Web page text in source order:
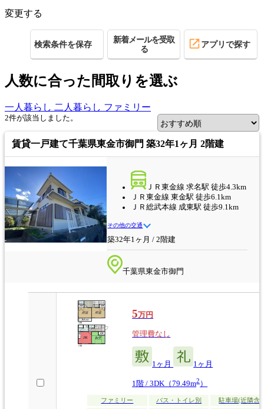
変更する
検索条件を保存
新着メールを受取
る
アプリで探す
人数に合った間取りを選ぶ
一人暮らし 二人暮らし ファミリー
2件が該当しました。
賃貸一戸建て千葉県東金市御門 築32年1ヶ月 2階建
ＪＲ東金線 求名駅 徒歩4.3km
ＪＲ東金線 東金駅 徒歩6.1km
ＪＲ総武本線 成東駅 徒歩9.1km
その他の交通
築32年1ヶ月 / 2階建
千葉県東金市御門
5万円
管理費なし
1ヶ月 1ヶ月
1階 / 3DK（79.49m2）
ファミリー バス・トイレ別 駐車場(近隣含)